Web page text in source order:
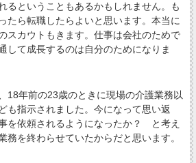
るということもあるかもしれません。も
たら転職したらよいと思います。本当に
スカウトもきます。仕事は会社のためで
して成長するのは自分のためになりま
18年前の23歳のときに現場の介護業務以
も指示されました。今になって思い返
を依頼されるようになったか？ と考え
務を終わらせていたからだと思います。